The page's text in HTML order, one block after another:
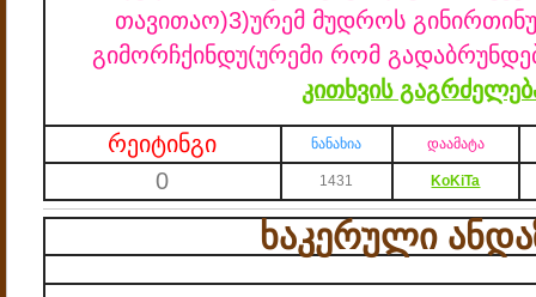
თავითაო)3)ურემ მუდროს
გიმორჩქინდუ(ურემი რომ
კითხვის
რეიტინგი ნანახია დაამატა
0 1431 KoKiTa
ხაკერული